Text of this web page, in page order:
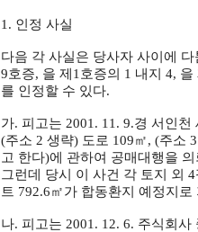
1. 인정 사실
다음 각 사실은 당사자 사이에
9호증, 을 제1호증의 1 내지 4,
를 인정할 수 있다.
가. 피고는 2001. 11. 9.경 서인
(주소 2 생략) 도로 109㎡, (주소
고 한다)에 관하여 공매대행을
그런데 당시 이 사건 각 토지 외
트 792.6㎡가 합동환지 예정지
나. 피고는 2001. 12. 6. 주식회